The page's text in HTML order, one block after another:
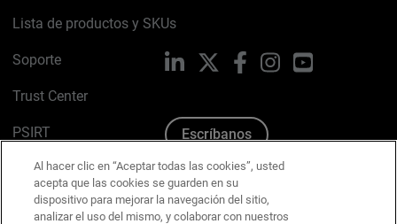
Lista de productos y SKUs
Soporte
Trust Center
PSIRT
Política de cookies
Política de privacidad
LinkedIn FacebookInstagramYouTube
Escríbanos
Al hacer clic en “Aceptar todas las cookies”, usted
acepta que las cookies se guarden en su
dispositivo para mejorar la navegación del sitio,
analizar el uso del mismo, y colaborar con nuestros